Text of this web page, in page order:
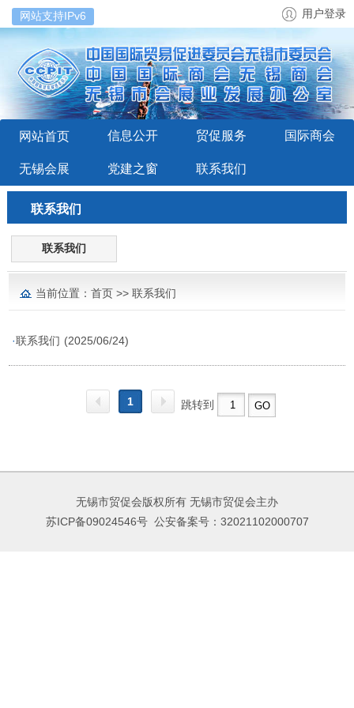
网站支持IPv6 用户登录
网站首页 信息公开 贸促服务 国际商会
无锡会展 党建之窗 联系我们
联系我们
联系我们
当前位置： 首页>> 联系我们
·联系我们 (2025/06/24)
1 跳转到
无锡市贸促会版权所有 无锡市贸促会主办
苏ICP备09024546号 公安备案号：32021102000707